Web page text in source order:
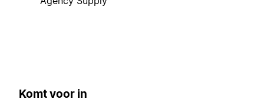
Komt voor in